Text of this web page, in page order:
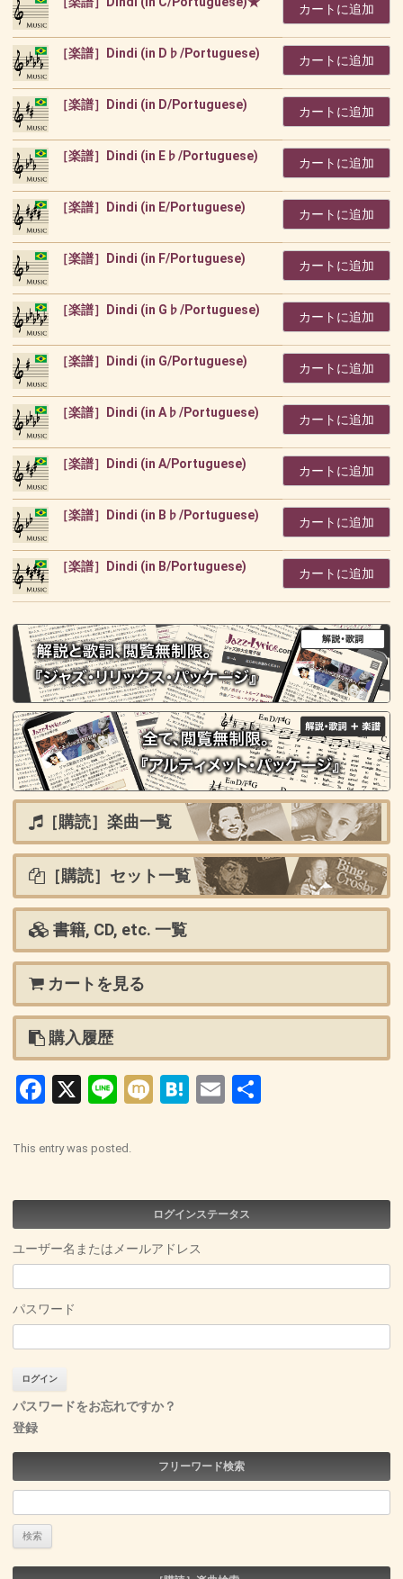
カートに追加
［楽譜］Dindi (in D♭/Portuguese) カートに追加
［楽譜］Dindi (in D/Portuguese) カートに追加
［楽譜］Dindi (in E♭/Portuguese) カートに追加
［楽譜］Dindi (in E/Portuguese) カートに追加
［楽譜］Dindi (in F/Portuguese) カートに追加
［楽譜］Dindi (in G♭/Portuguese) カートに追加
［楽譜］Dindi (in G/Portuguese) カートに追加
［楽譜］Dindi (in A♭/Portuguese) カートに追加
［楽譜］Dindi (in A/Portuguese) カートに追加
［楽譜］Dindi (in B♭/Portuguese) カートに追加
［楽譜］Dindi (in B/Portuguese) カートに追加
［購読］楽曲一覧
［購読］セット一覧
書籍, CD, etc. 一覧
カートを見る
購入履歴
Facebook
X LineMixiHatena
Email
This entry was posted.
ログインステータス
ユーザー名またはメールアドレス
パスワード
パスワードをお忘れですか？
登録
フリーワード検索